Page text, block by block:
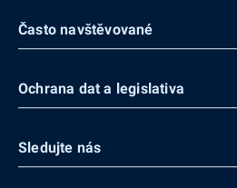
Často navštěvované
Ochrana dat a legislativa
Sledujte nás